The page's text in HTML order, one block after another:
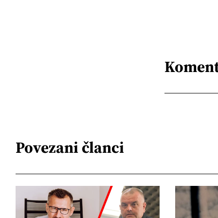
Povezani članci